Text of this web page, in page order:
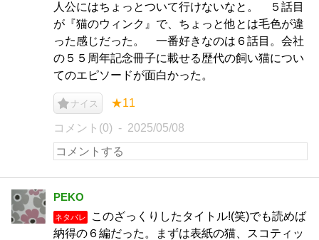
人公にはちょっとついて行けないなと。 ５話目
が『猫のウィンク』で、ちょっと他とは毛色が違
った感じだった。 一番好きなのは６話目。会社
の５５周年記念冊子に載せる歴代の飼い猫につい
てのエピソードが面白かった。
ナイス ★11
コメント(0) 2025/05/08
PEKO
ネタバレ
このざっくりしたタイトル!(笑)でも読めば
納得の６編だった。まずは表紙の猫、スコティッ